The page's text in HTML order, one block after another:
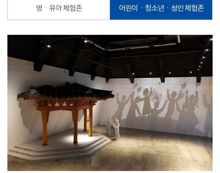
영ㆍ유아 체험존 어린이ㆍ청소년ㆍ성인 체험존